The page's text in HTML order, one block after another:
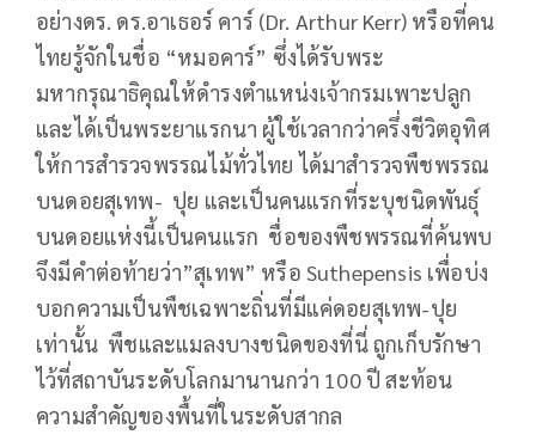
อย่างดร. ดร.อาเธอร์ คาร์ (Dr. Arthur Kerr) หรือที่คน
ไทยรู้จักในชื่อ “หมอคาร์” ซึ่งได้รับพระ
มหากรุณาธิคุณให้ดำรงตำแหน่งเจ้ากรมเพาะปลูก
และได้เป็นพระยาแรกนา ผู้ใช้เวลากว่าครึ่งชีวิตอุทิศ
ให้การสำรวจพรรณไม้ทั่วไทย ได้มาสำรวจพืชพรรณ
บนดอยสุเทพ- ปุย และเป็นคนแรกที่ระบุชนิดพันธุ์
บนดอยแห่งนี้เป็นคนแรก ชื่อของพืชพรรณที่ค้นพบ
จึงมีคำต่อท้ายว่า”สุเทพ” หรือ Suthepensis เพื่อบ่ง
บอกความเป็นพืชเฉพาะถิ่นที่มีแค่ดอยสุเทพ-ปุย
เท่านั้น พืชและแมลงบางชนิดของที่นี่ ถูกเก็บรักษา
ไว้ที่สถาบันระดับโลกมานานกว่า 100 ปี สะท้อน
ความสำคัญของพื้นที่ในระดับสากล